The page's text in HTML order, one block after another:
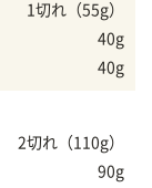
1切れ（55g）
40g
40g
2切れ（110g）
90g